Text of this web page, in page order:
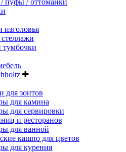
пуфы / оттоманки
изголовья
для зонтов
для камина
для сервировки
и ресторанов
для ванной
кашпо для цветов
для курения